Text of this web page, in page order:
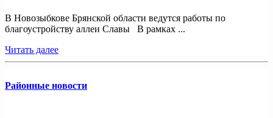
В Новозыбкове Брянской области ведутся работы по
благоустройству аллеи Славы В рамках ...
Читать далее
Районные новости